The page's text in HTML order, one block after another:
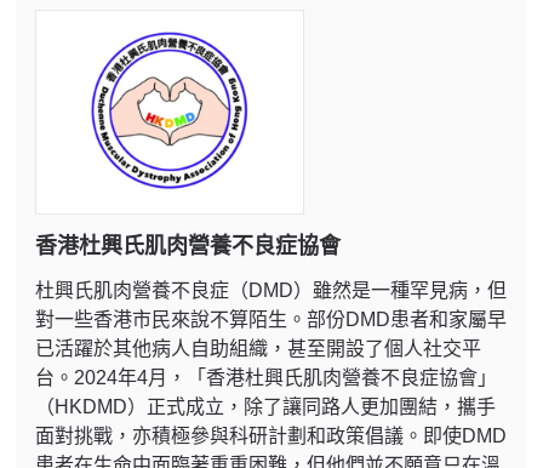
香港杜興氏肌肉營養不良症協會
杜興氏肌肉營養不良症（DMD）雖然是一種罕見病，但
對一些香港市民來說不算陌生。部份DMD患者和家屬早
已活躍於其他病人自助組織，甚至開設了個人社交平
台。2024年4月，「香港杜興氏肌肉營養不良症協會」
（HKDMD）正式成立，除了讓同路人更加團結，攜手
面對挑戰，亦積極參與科研計劃和政策倡議。即使DMD